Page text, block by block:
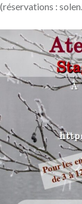
(réservations :